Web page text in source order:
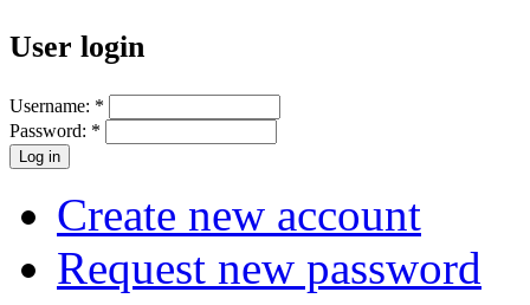
User login
Username: *
Password: *
Create new account
Request new password